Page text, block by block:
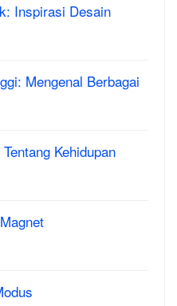
Inspirasi Desain
Mengenal Berbagai
Kehidupan